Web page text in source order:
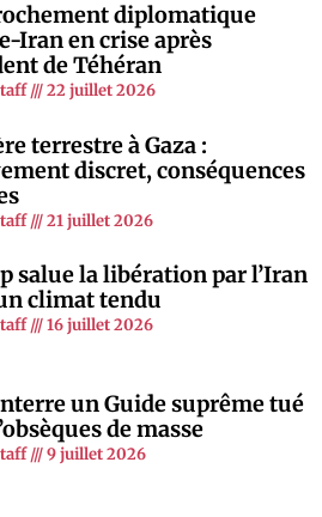
diplomatique
Iran en crise après
de Téhéran
22 juillet 2026
terrestre à Gaza :
discret, conséquences
21 juillet 2026
salue la libération par l’Iran
climat tendu
16 juillet 2026
un Guide suprême tué
de masse
9 juillet 2026